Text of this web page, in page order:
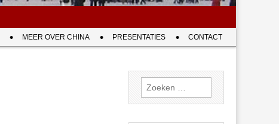
MEER OVER CHINA PRESENTATIES CONTACT
Zoeken
naar: